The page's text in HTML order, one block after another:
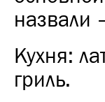
назвали
Кухня:
гриль.